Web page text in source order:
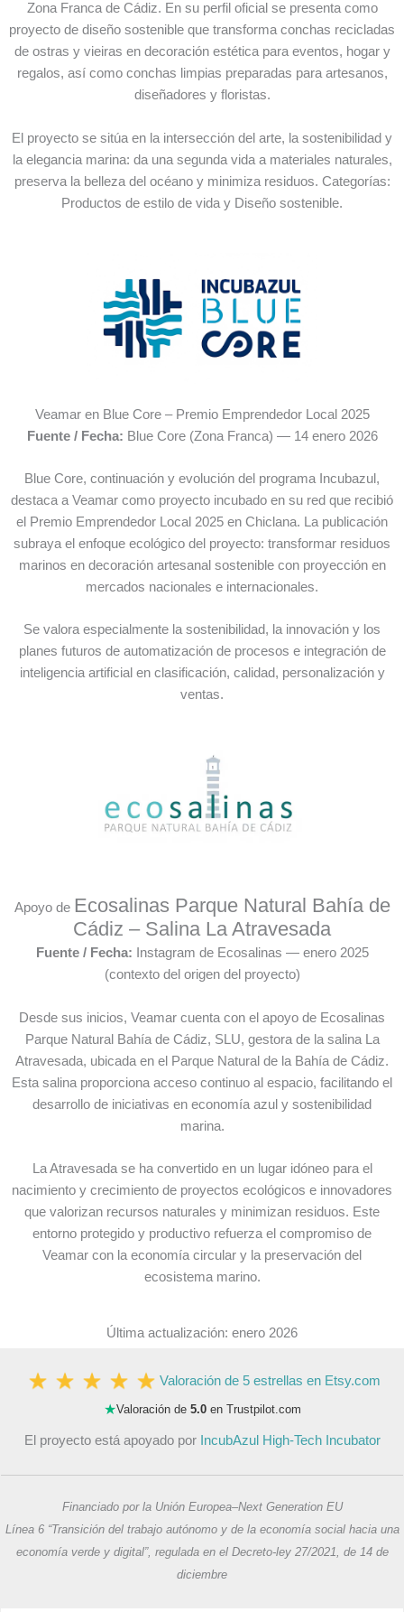
Zona Franca de Cádiz. En su perfil oficial se presenta como
proyecto de diseño sostenible que transforma conchas recicladas
de ostras y vieiras en decoración estética para eventos, hogar y
regalos, así como conchas limpias preparadas para artesanos,
diseñadores y floristas.
El proyecto se sitúa en la intersección del arte, la sostenibilidad y
la elegancia marina: da una segunda vida a materiales naturales,
preserva la belleza del océano y minimiza residuos. Categorías:
Productos de estilo de vida y Diseño sostenible.
Veamar en Blue Core – Premio Emprendedor Local 2025
Fuente / Fecha: Blue Core (Zona Franca) — 14 enero 2026
Blue Core, continuación y evolución del programa Incubazul,
destaca a Veamar como proyecto incubado en su red que recibió
el Premio Emprendedor Local 2025 en Chiclana. La publicación
subraya el enfoque ecológico del proyecto: transformar residuos
marinos en decoración artesanal sostenible con proyección en
mercados nacionales e internacionales.
Se valora especialmente la sostenibilidad, la innovación y los
planes futuros de automatización de procesos e integración de
inteligencia artificial en clasificación, calidad, personalización y
ventas.
Apoyo de Ecosalinas Parque Natural Bahía de
Cádiz – Salina La Atravesada
Fuente / Fecha: Instagram de Ecosalinas — enero 2025
(contexto del origen del proyecto)
Desde sus inicios, Veamar cuenta con el apoyo de Ecosalinas
Parque Natural Bahía de Cádiz, SLU, gestora de la salina La
Atravesada, ubicada en el Parque Natural de la Bahía de Cádiz.
Esta salina proporciona acceso continuo al espacio, facilitando el
desarrollo de iniciativas en economía azul y sostenibilidad
marina.
La Atravesada se ha convertido en un lugar idóneo para el
nacimiento y crecimiento de proyectos ecológicos e innovadores
que valorizan recursos naturales y minimizan residuos. Este
entorno protegido y productivo refuerza el compromiso de
Veamar con la economía circular y la preservación del
ecosistema marino.
Última actualización: enero 2026
Valoración de 5 estrellas en Etsy.com
★Valoración de 5.0en Trustpilot.com
El proyecto está apoyado por IncubAzul High-Tech Incubator
Financiado por la Unión Europea–Next Generation EU
Línea 6 “Transición del trabajo autónomo y de la economía social hacia una
economía verde y digital”, regulada en el Decreto-ley 27/2021, de 14 de
diciembre